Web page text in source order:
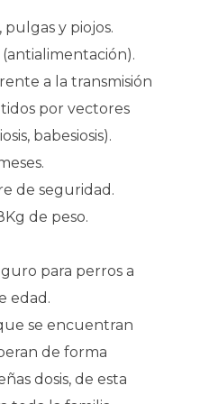
de hasta 8
semanas de edad.
perros de más de 8
grande de 70 cm. Si
ver laspipetas
antiparasitarios
retira los restos de
alrededor del cuello
Pasa el extremo
quede suelto y
2 cm. No usar en
ni en caso de
Ante
consulta con tu
pulgas y piojos.
a la transmisión
por vectores
babesiosis).
de seguridad.
de peso.
para perros a
edad.
se encuentran
de forma
dosis, de esta